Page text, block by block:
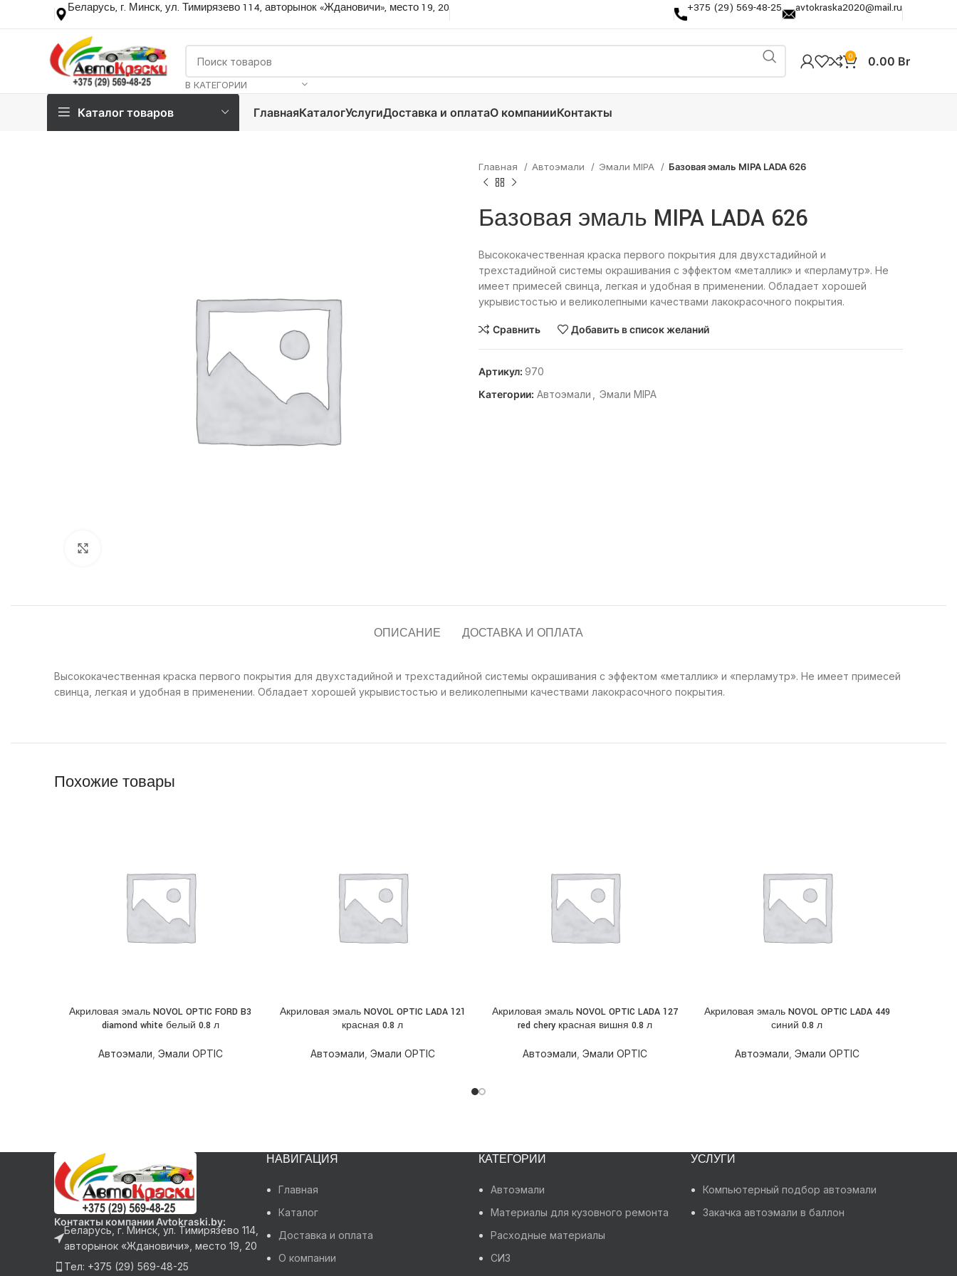
Беларусь, г. Минск, ул. Тимирязево 114, авторынок «Ждановичи», место 19, 20 +375 (29) 569-48-25 avtokraska2020@mail.ru
В КАТЕГОРИИ
0 0.00 Br
Каталог товаров ГлавнаяКаталогУслугиДоставка и оплатаО компанииКонтакты
Главная Автоэмали Эмали MIPA Базовая эмаль MIPA LADA 626
Базовая эмаль MIPA LADA 626
Высококачественная краска первого покрытия для двухстадийной и
трехстадийной системы окрашивания с эффектом «металлик» и «перламутр». Не
имеет примесей свинца, легкая и удобная в применении. Обладает хорошей
укрывистостью и великолепными качествами лакокрасочного покрытия.
Сравнить Добавить в список желаний
Артикул: 970
Категории: Автоэмали Эмали MIPA
ОПИСАНИЕ ДОСТАВКА И ОПЛАТА
Высококачественная краска первого покрытия для двухстадийной и трехстадийной системы окрашивания с эффектом «металлик» и «перламутр». Не имеет примесей
свинца, легкая и удобная в применении. Обладает хорошей укрывистостью и великолепными качествами лакокрасочного покрытия.
Похожие товары
ПОДРОБНЕЕ
Акриловая эмаль NOVOL OPTIC FORD B3
diamond white белый 0.8 л
Автоэмали Эмали OPTIC
ПОДРОБНЕЕ
Акриловая эмаль NOVOL OPTIC LADA 121
красная 0.8 л
Автоэмали Эмали OPTIC
ПОДРОБНЕЕ
Акриловая эмаль NOVOL OPTIC LADA 127
red chery красная вишня 0.8 л
Автоэмали Эмали OPTIC
ПОДРОБНЕЕ
Акриловая эмаль NOVOL OPTIC LADA 449
синий 0.8 л
Автоэмали Эмали OPTIC
Контакты компании Avtokraski.by:
Беларусь, г. Минск, ул. Тимирязево 114,
авторынок «Ждановичи», место 19, 20
Тел: +375 (29) 569-48-25
НАВИГАЦИЯ
Главная
Каталог
Доставка и оплата
О компании
КАТЕГОРИИ
Автоэмали
Материалы для кузовного ремонта
Расходные материалы
СИЗ
УСЛУГИ
Компьютерный подбор автоэмали
Закачка автоэмали в баллон